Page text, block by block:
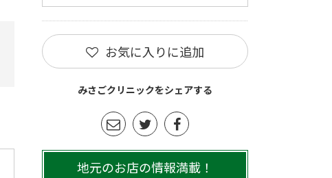
お気に入りに追加
みさごクリニックをシェアする
地元のお店の情報満載！